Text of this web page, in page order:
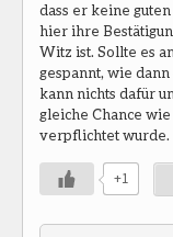
dass er keine
hier ihre
Witz ist. Sollte es
gespannt, wie
kann nichts dafür
gleiche Chance
verpflichtet wurde.
+1